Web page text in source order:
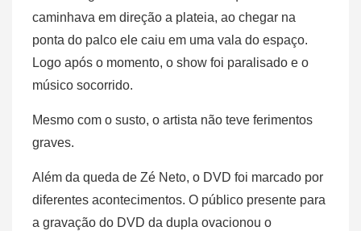
caminhava em direção a plateia, ao chegar na
ponta do palco ele caiu em uma vala do espaço.
Logo após o momento, o show foi paralisado e o
músico socorrido.
Mesmo com o susto, o artista não teve ferimentos
graves.
Além da queda de Zé Neto, o DVD foi marcado por
diferentes acontecimentos. O público presente para
a gravação do DVD da dupla ovacionou o